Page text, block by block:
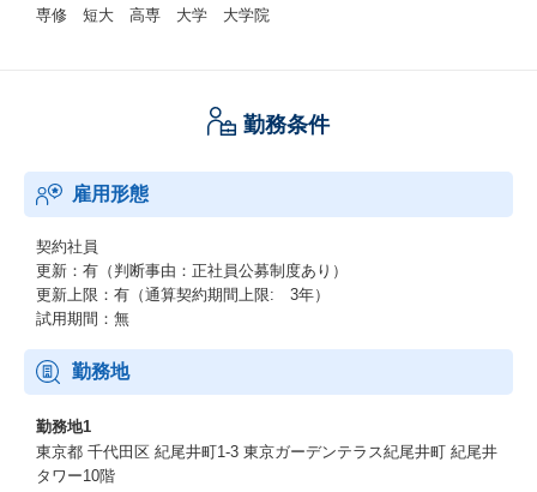
専修 短大 高専 大学 大学院
勤務条件
雇用形態
契約社員
更新：有（判断事由：正社員公募制度あり）
更新上限：有（通算契約期間上限: 3年）
試用期間：無
勤務地
勤務地1
東京都 千代田区 紀尾井町1-3 東京ガーデンテラス紀尾井町 紀尾井
タワー10階